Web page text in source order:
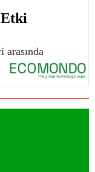
Etki
arasında